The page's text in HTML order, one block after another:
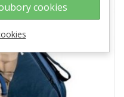
cookies